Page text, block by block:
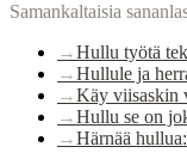
Samankaltaisia
→Hullu työtä
→Hullule ja
→Käy viisaskin
→Hullu se on
→Härnää